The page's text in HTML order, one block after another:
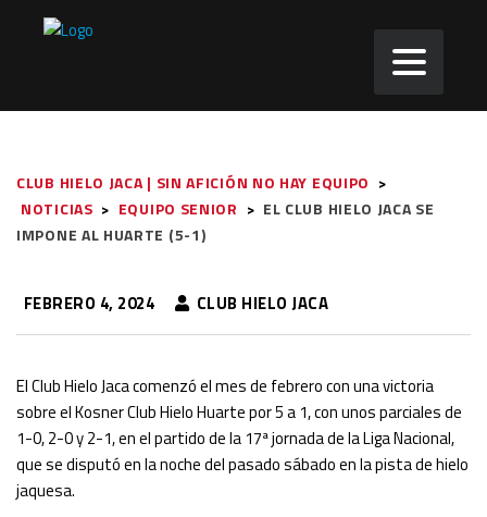
CLUB HIELO JACA | SIN AFICIÓN NO HAY EQUIPO >
NOTICIAS > EQUIPO SENIOR > EL CLUB HIELO JACA SE
IMPONE AL HUARTE (5-1)
FEBRERO 4, 2024 CLUB HIELO JACA
El Club Hielo Jaca comenzó el mes de febrero con una victoria
sobre el Kosner Club Hielo Huarte por 5 a 1, con unos parciales de
1-0, 2-0 y 2-1, en el partido de la 17ª jornada de la Liga Nacional,
que se disputó en la noche del pasado sábado en la pista de hielo
jaquesa.